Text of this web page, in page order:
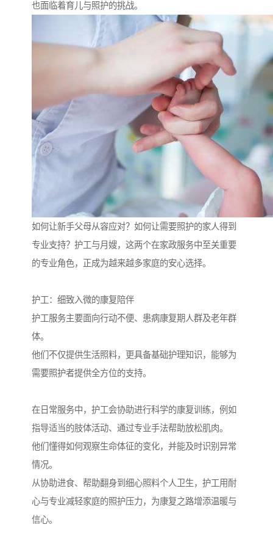
也面临着育儿与照护的挑战。
如何让新手父母从容应对？如何让需要照护的家人得到
专业支持？护工与月嫂，这两个在家政服务中至关重要
的专业角色，正成为越来越多家庭的安心选择。
护工：细致入微的康复陪伴
护工服务主要面向行动不便、患病康复期人群及老年群
体。
他们不仅提供生活照料，更具备基础护理知识，能够为
需要照护者提供全方位的支持。
在日常服务中，护工会协助进行科学的康复训练，例如
指导适当的肢体活动、通过专业手法帮助放松肌肉。
他们懂得如何观察生命体征的变化，并能及时识别异常
情况。
从协助进食、帮助翻身到细心照料个人卫生，护工用耐
心与专业减轻家庭的照护压力，为康复之路增添温暖与
信心。